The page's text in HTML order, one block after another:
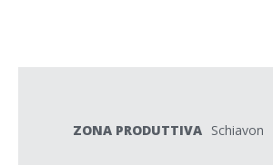
ZONA PRODUTTIVA Schiavon